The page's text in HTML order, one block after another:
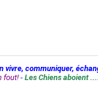
vivre, communiquer,
fout! - Les Chiens aboient